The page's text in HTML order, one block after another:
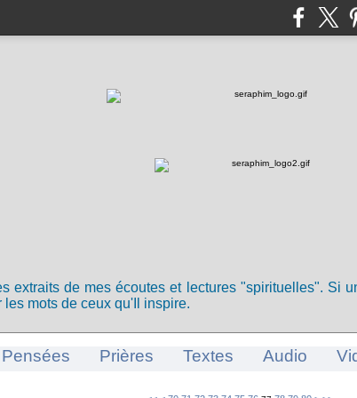
extraits de mes écoutes et lectures "spirituelles". Si
mots de ceux qu'Il inspire.
Pensées Prières Textes Audio